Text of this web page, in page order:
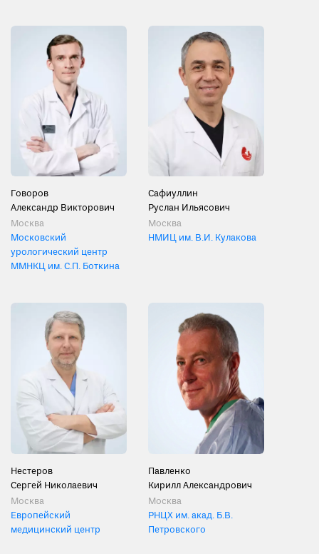
Говоров
Александр Викторович
Москва
Московский
урологический центр
ММНКЦ им. С.П. Боткина
Сафиуллин
Руслан Ильясович
Москва
НМИЦ им. В.И. Кулакова
Нестеров
Сергей Николаевич
Москва
Европейский
медицинский центр
Павленко
Кирилл Александрович
Москва
РНЦХ им. акад. Б.В.
Петровского